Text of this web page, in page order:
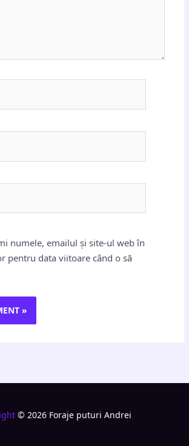
numele, emailul și site-ul web în
pentru data viitoare când o să
© 2026 Foraje puturi Andrei